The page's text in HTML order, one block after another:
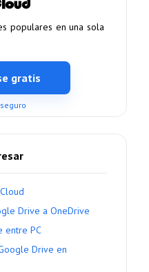
populares en una sola
gratis
Drive a OneDrive
entre PC
Drive en